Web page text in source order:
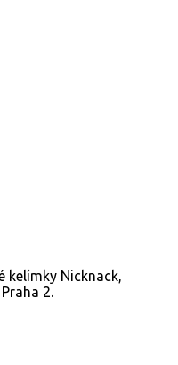
kelímky Nicknack,
2.